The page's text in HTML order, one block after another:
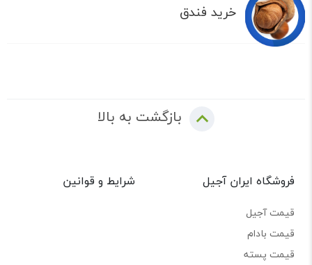
خرید فندق
بازگشت به بالا
فروشگاه ایران آجیل
قیمت آجیل
قیمت بادام
قیمت پسته
شرایط و قوانین